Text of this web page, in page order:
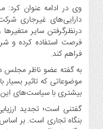
روز
گوناگون
وی در ادامه عنوان کرد:
دارایی‌های غیرجاری
درنظرگرفتن سایر
فرصت استفاده کرده و
فراهم کند.
به گفته عضو ناظر مجلس
موضوعاتی که تاثیر بسیار
بیشتری با سیاست‌های این
گفتنی است؛ تجدید
بنگاه تجاری است. بر